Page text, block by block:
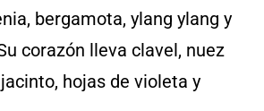
bergamota, ylang ylang y
corazón lleva clavel, nuez
hojas de violeta y